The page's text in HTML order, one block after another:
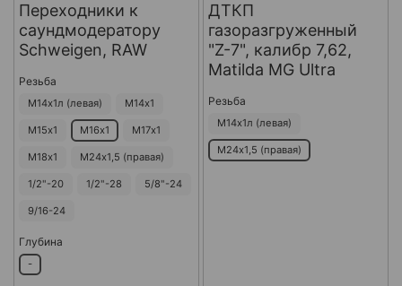
Переходники к
саундмодератору
Schweigen, RAW
Резьба
М14х1л (левая) М14х1
М15х1 М16х1 М17х1
М18х1 М24х1,5 (правая)
1/2"-20 1/2"-28 5/8"-24
9/16-24
Глубина
-
ДТКП
газоразгруженный
"Z-7", калибр 7,62,
Matilda MG Ultra
Резьба
М14х1л (левая)
М24х1,5 (правая)